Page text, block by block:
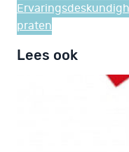
praten
Lees ook